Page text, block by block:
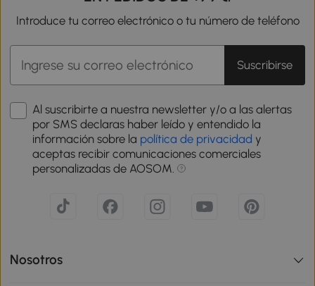
Introduce tu correo electrónico o tu número de teléfono
Suscribirse
Al suscribirte a nuestra newsletter y/o a las alertas
por SMS declaras haber leído y entendido la
información sobre la política de privacidad y
aceptas recibir comunicaciones comerciales
personalizadas de AOSOM.
Nosotros